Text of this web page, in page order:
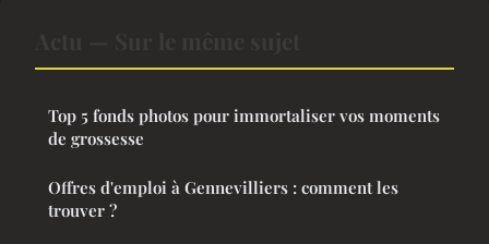
Top 5 fonds photos pour immortaliser vos moments
de grossesse
Offres d'emploi à Gennevilliers : comment les
trouver ?